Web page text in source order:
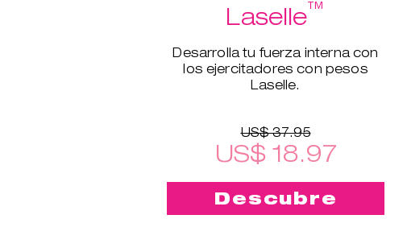
Laselle™
Desarrolla tu fuerza interna con
los ejercitadores con pesos
Laselle.
US$ 37.95
US$ 18.97
Descubre